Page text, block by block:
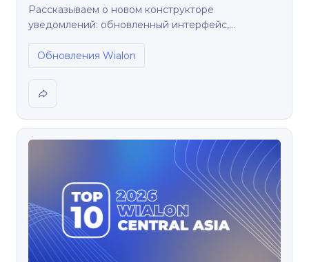
Рассказываем о новом конструкторе
уведомлений: обновленный интерфейс,
Обновления Wialon